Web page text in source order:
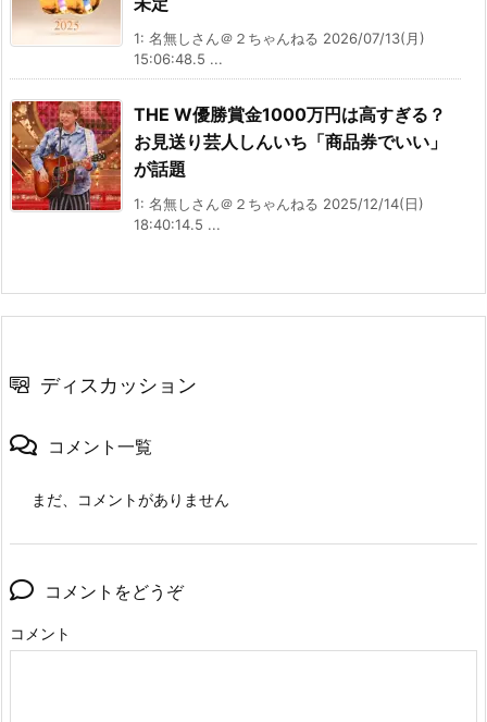
1: 名無しさん＠２ちゃんねる 2026/07/13(月)
15:06:48.5 ...
THE W優勝賞金1000万円は高すぎる？
お見送り芸人しんいち「商品券でいい」
が話題
1: 名無しさん＠２ちゃんねる 2025/12/14(日)
18:40:14.5 ...
ディスカッション
コメント一覧
まだ、コメントがありません
コメントをどうぞ
コメント